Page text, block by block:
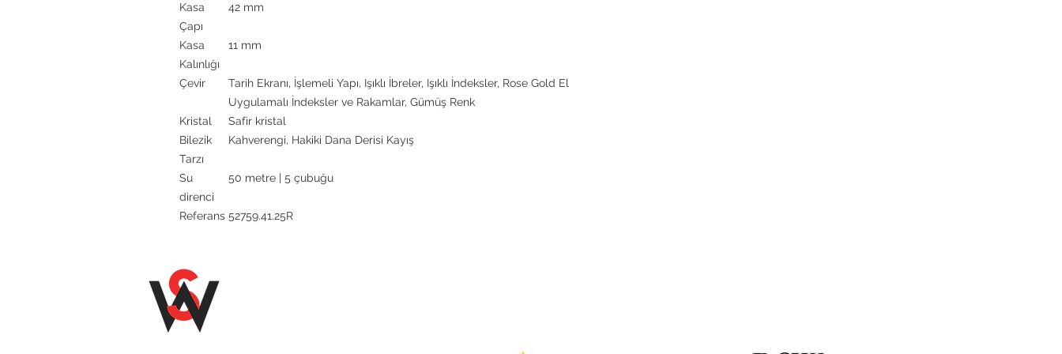
Kasa
Çapı
42 mm
Kasa
Kalınlığı
11 mm
Çevir
Tarih Ekranı, İşlemeli Yapı, Işıklı İbreler, Işıklı İndeksler, Rose Gold El
Uygulamalı İndeksler ve Rakamlar, Gümüş Renk
Kristal
Safir kristal
Bilezik
Tarzı
Kahverengi, Hakiki Dana Derisi Kayış
Su
direnci
50 metre | 5 çubuğu
Referans 52759.41.25R